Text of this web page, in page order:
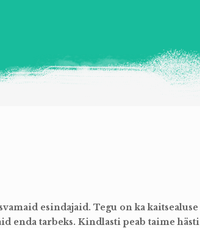
esindajaid. Tegu on ka kaitsealuse
enda tarbeks. Kindlasti peab taime hästi